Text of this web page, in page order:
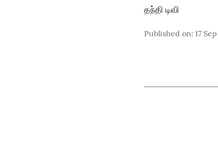
தந்தி டிவி
Published on: 17